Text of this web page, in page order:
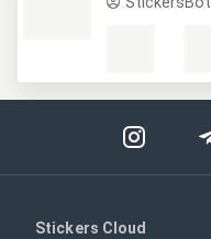
Stickers Cloud